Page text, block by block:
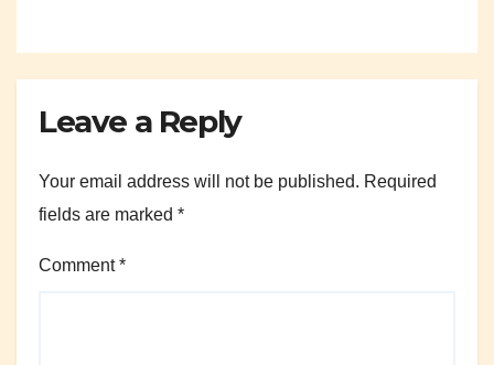
Leave a Reply
Your email address will not be published. Required
fields are marked *
Comment*